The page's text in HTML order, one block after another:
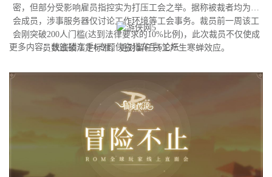
密，但部分受影响雇员指控实为打压工会之举。据称被裁者均为工
会成员，涉事服务器仅讨论工作环境等工会事务。裁员前一周该工
会刚突破200人门槛(达到法律要求的10%比例)，此次裁员不仅使成
员数跌破法定标准，更对留任员工产生寒蝉效应。
更多内容：侠盗猎车手6专题侠盗猎车手6论坛